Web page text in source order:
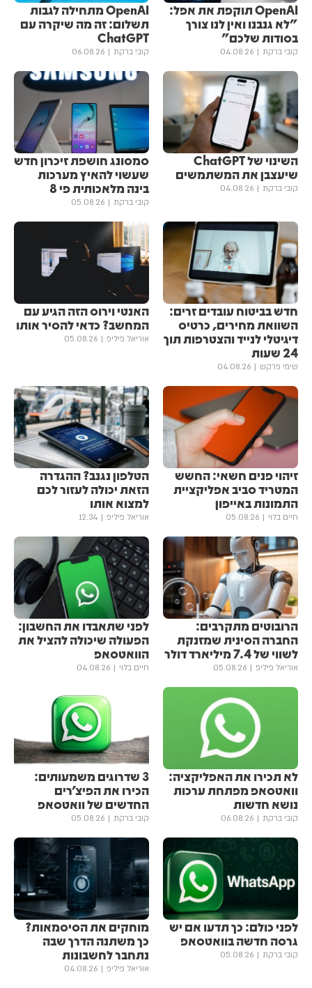
OpenAI תוקפת את אפל:
"לא גנבנו ואין לנו צורך
בסודות שלכם"
קובי ברקת 04.08.26
OpenAI מתחילה לגבות
תשלום: זה מה שיקרה עם
ChatGPT
קובי ברקת 06.08.26
השינוי של ChatGPT
שיעצבן את המשתמשים
קובי ברקת 04.08.26
סמסונג חושפת זיכרון חדש
שעשוי להאיץ מערכות
בינה מלאכותית פי 8
קובי ברקת 05.08.26
חדש בביטוח עובדים זרים:
השוואת מחירים, כרטיס
דיגיטלי לנייד והצטרפות תוך
24 שעות
שימי פרקש 04.08.26
האנטי וירוס הזה הגיע עם
המחשב? כדאי להסיר אותו
אוריאל פיליפ 05.08.26
זיהוי פנים חשאי: החשש
המטריד סביב אפליקציית
התמונות באייפון
חיים בלוי 05.08.26
הטלפון נגנב? ההגדרה
הזאת יכולה לעזור לכם
למצוא אותו
אוריאל פיליפ 12:34
הרובוטים מתקרבים:
החברה הסינית שמזנקת
לשווי של 7.4 מיליארד דולר
אוריאל פיליפ 05.08.26
לפני שתאבדו את החשבון:
הפעולה שיכולה להציל את
הוואטסאפ
חיים בלוי 04.08.26
לא תכירו את האפליקציה:
וואטסאפ מפתחת ערכות
נושא חדשות
קובי ברקת 06.08.26
3 שדרוגים משמעותים:
הכירו את הפיצ'רים
החדשים של וואטסאפ
קובי ברקת 05.08.26
לפני כולם: כך תדעו אם יש
גרסה חדשה בוואטסאפ
קובי ברקת 05.08.26
מוחקים את הסיסמאות?
כך משתנה הדרך שבה
נתחבר לחשבונות
אוריאל פיליפ 04.08.26